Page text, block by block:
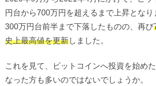
円台から700万円を超えるまで上昇とな
300万円台前半まで下落したものの、再び
史上最高値を更新しました。
これを見て、ビットコインへ投資を始め
なった方も多いのではないでしょうか。